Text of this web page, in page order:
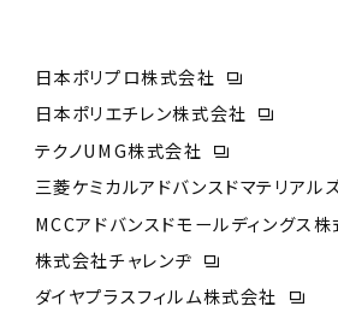
日本ポリプロ株式会社
MCCアドバンスドモールディングス
三菱ケミカルアドバンスドマテリアル
株式会社チャレンヂ
ダイヤプラスフィルム株式会社
テクノUMG株式会社
日本ポリエチレン株式会社